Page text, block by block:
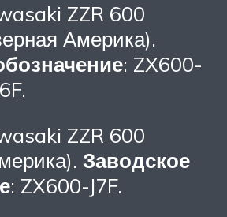
ZZR 600
Америка).
: ZX600-
ZZR 600
Заводское
: ZX600-J7F.